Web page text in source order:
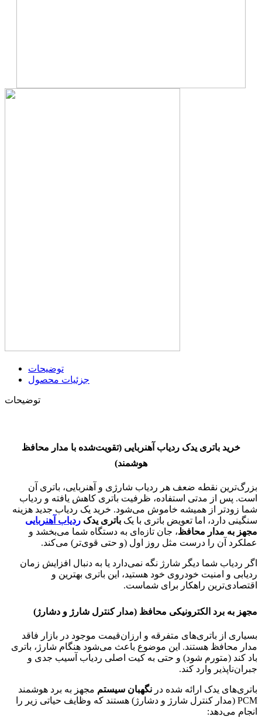
توضیحات
جزئیات محصول
توضیحات
خرید باتری یدک ردیاب آهنربایی (تقویت‌شده با مدار محافظ
هوشمند)
بزرگ‌ترین نقطه ضعف هر ردیاب شارژی و آهنربایی، باتری آن
است. پس از مدتی استفاده، ظرفیت باتری کاهش یافته و ردیاب
شما زودتر از همیشه خاموش می‌شود. خرید یک ردیاب جدید هزینه
سنگینی دارد، اما تعویض باتری با یک باتری یدک ردیاب آهنربایی
مجهز به مدار محافظ، جان تازه‌ای به دستگاه شما می‌بخشد و
عملکرد آن را درست مثل روز اول (و حتی قوی‌تر) می‌کند.
اگر ردیاب شما دیگر شارژ نگه نمی‌دارد یا به دنبال افزایش زمان
ردیابی و امنیت خودروی خود هستید، این باتری بهترین و
اقتصادی‌ترین راهکار برای شماست.
مجهز به برد الکترونیکی محافظ (مدار کنترل شارژ و دشارژ)
بسیاری از باتری‌های متفرقه و ارزان‌قیمت موجود در بازار فاقد
مدار محافظ هستند. این موضوع باعث می‌شود هنگام شارژ، باتری
باد کند (متورم شود) و حتی به کیت اصلی ردیاب آسیب جدی و
جبران‌ناپذیر وارد کند.
باتری‌های یدک ارائه شده در نگهبان سیستم مجهز به برد هوشمند
PCM (مدار کنترل شارژ و دشارژ) هستند که وظایف حیاتی زیر را
انجام می‌دهد: